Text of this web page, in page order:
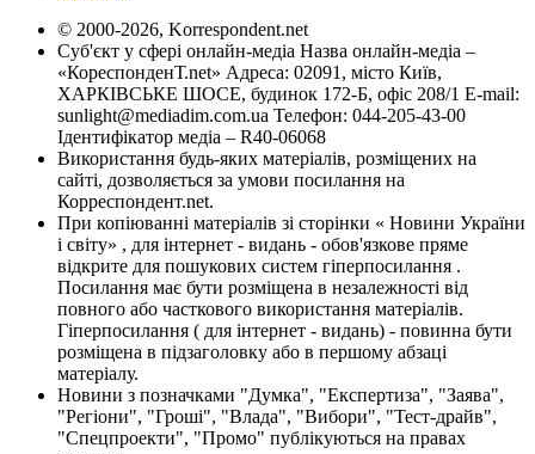
© 2000-2026, Korrespondent.net
Суб'єкт у сфері онлайн-медіа Назва онлайн-медіа –
«КореспонденТ.net» Адреса: 02091, місто Київ,
ХАРКІВСЬКЕ ШОСЕ, будинок 172-Б, офіс 208/1 E-mail:
sunlight@mediadim.com.ua Телефон: 044-205-43-00
Ідентифікатор медіа – R40-06068
Використання будь-яких матеріалів, розміщених на
сайті, дозволяється за умови посилання на
Корреспондент.net.
При копіюванні матеріалів зі сторінки « Новини України
і світу» , для інтернет - видань - обов'язкове пряме
відкрите для пошукових систем гіперпосилання .
Посилання має бути розміщена в незалежності від
повного або часткового використання матеріалів.
Гіперпосилання ( для інтернет - видань) - повинна бути
розміщена в підзаголовку або в першому абзаці
матеріалу.
Новини з позначками "Думка", "Експертиза", "Заява",
"Регіони", "Гроші", "Влада", "Вибори", "Тест-драйв",
"Спецпроекти", "Промо" публікуються на правах